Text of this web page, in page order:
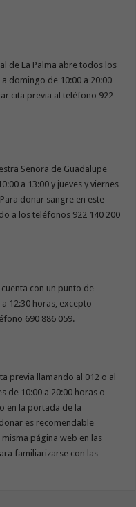
de La Palma abre todos los
domingo de 10:00 a 20:00
cita previa al teléfono 922
Señora de Guadalupe
a 13:00 y jueves y viernes
donar sangre en este
a los teléfonos 922 140 200
cuenta con un punto de
12:30 horas, excepto
690 886 059.
previa llamando al 012 o al
de 10:00 a 20:00 horas o
en la portada de la
es recomendable
página web en las
familiarizarse con las